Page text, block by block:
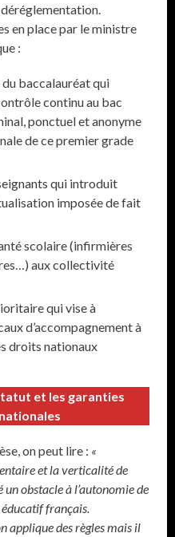
en place par le ministre
:
baccalauréat qui
continu au bac
ponctuel et anonyme
de ce premier grade
qui introduit
imposée de fait
scolaire (infirmières
aux collectivité
qui vise à
d’accompagnement à
droits nationaux
et les garanties
on peut lire : «
et la verticalité de
obstacle à l’autonomie de
éducatif français.
applique des règles mais il